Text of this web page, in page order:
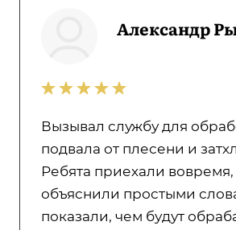
Александр
Вызывал службу для
подвала от плесени и
Ребята приехали вовремя,
объяснили простыми
показали, чем будут